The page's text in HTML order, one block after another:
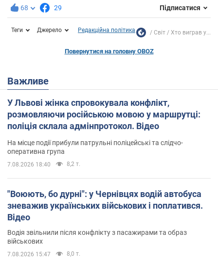
68 29 Підписатися
Теги Джерело Редакційна політика Світ Хто виграв у...
Повернутися на головну OBOZ
Важливе
У Львові жінка спровокувала конфлікт,
розмовляючи російською мовою у маршрутці:
поліція склала адмінпротокол. Відео
На місце події прибули патрульні поліцейські та слідчо-
оперативна група
7.08.2026 18:40 8,2 т.
"Воюють, бо дурні": у Чернівцях водій автобуса
зневажив українських військових і поплатився.
Відео
Водія звільнили після конфлікту з пасажирами та образ
військових
7.08.2026 15:47 8,0 т.